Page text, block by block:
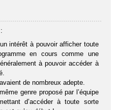
:
intérêt à pouvoir afficher toute
en cours comme une
à pouvoir accéder à
de nombreux adepte.
genre proposé par l’équipe
d’accéder à toute sorte